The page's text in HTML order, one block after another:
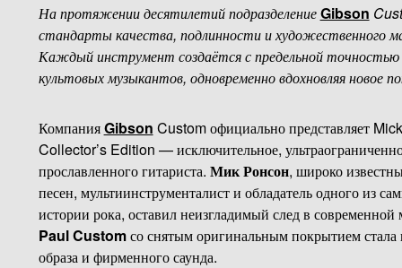
На протяжении десятилетий подразделениеGibson
стандарты качества, подлинности и художественного
Каждый инструмент создаётся с предельной точностью
культовых музыкантов, одновременно вдохновляя новое
КомпанияGibson Custom официально представляет
Collector’s Edition — исключительное,
прославленного гитариста. Мик Ронсон, широко
песен, мультиинструменталист и обладатель одного из
истории рока, оставил неизгладимый след в
Paul Customсо снятым оригинальным покрытием стала
образа и фирменного саунда.